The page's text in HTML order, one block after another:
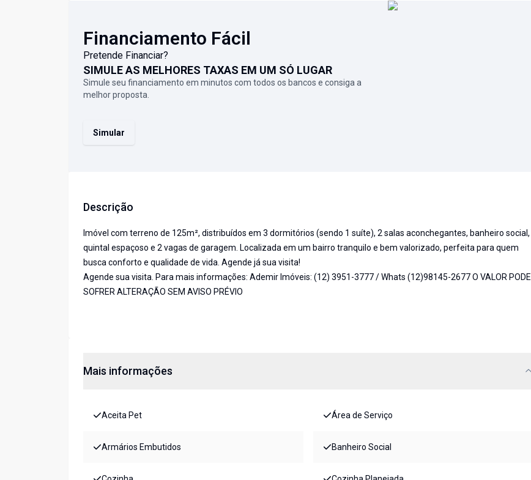
Financiamento Fácil
Pretende Financiar?
SIMULE AS MELHORES TAXAS EM UM SÓ LUGAR
Simule seu financiamento em minutos com todos os bancos e consiga a
melhor proposta.
Simular
Descrição
Imóvel com terreno de 125m², distribuídos em 3 dormitórios (sendo 1 suíte), 2 salas aconchegantes, banheiro social,
quintal espaçoso e 2 vagas de garagem. Localizada em um bairro tranquilo e bem valorizado, perfeita para quem
busca conforto e qualidade de vida. Agende já sua visita!
Agende sua visita. Para mais informações: Ademir Imóveis: (12) 3951-3777 / Whats (12)98145-2677 O VALOR PODE
SOFRER ALTERAÇÃO SEM AVISO PRÉVIO
Mais informações
Aceita Pet Área de Serviço
Armários Embutidos Banheiro Social